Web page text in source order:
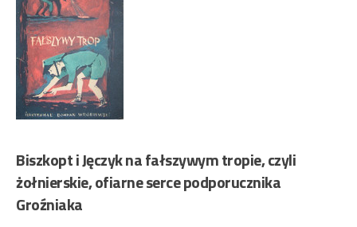
Biszkopt i Jęczyk na fałszywym tropie, czyli
żołnierskie, ofiarne serce podporucznika
Groźniaka